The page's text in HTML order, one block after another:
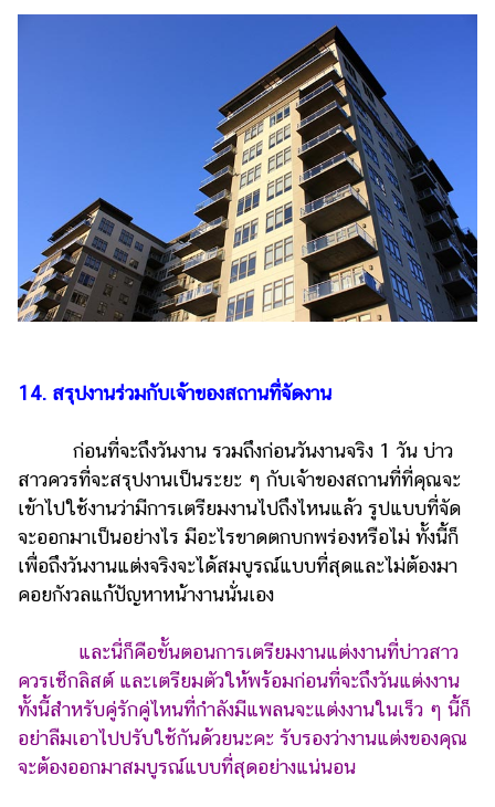
14. สรุปงานร่วมกับเจ้าของสถานที่จัดงาน
ก่อนที่จะถึงวันงาน รวมถึงก่อนวันงานจริง 1 วัน บ่าว
สาวควรที่จะสรุปงานเป็นระยะ ๆ กับเจ้าของสถานที่ที่คุณจะ
เข้าไปใช้งานว่ามีการเตรียมงานไปถึงไหนแล้ว รูปแบบที่จัด
จะออกมาเป็นอย่างไร มีอะไรขาดตกบกพร่องหรือไม่ ทั้งนี้ก็
เพื่อถึงวันงานแต่งจริงจะได้สมบูรณ์แบบที่สุดและไม่ต้องมา
คอยกังวลแก้ปัญหาหน้างานนั่นเอง
และนี่ก็คือขั้นตอนการเตรียมงานแต่งงานที่บ่าวสาว
ควรเช็กลิสต์ และเตรียมตัวให้พร้อมก่อนที่จะถึงวันแต่งงาน
ทั้งนี้สำหรับคู่รักคู่ไหนที่กำลังมีแพลนจะแต่งงานในเร็ว ๆ นี้ก็
อย่าลืมเอาไปปรับใช้กันด้วยนะคะ รับรองว่างานแต่งของคุณ
จะต้องออกมาสมบูรณ์แบบที่สุดอย่างแน่นอน